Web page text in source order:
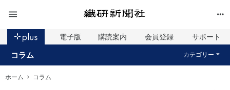
電子版 購読案内 会員登録 サポート
コラム カテゴリー
ホーム コラム